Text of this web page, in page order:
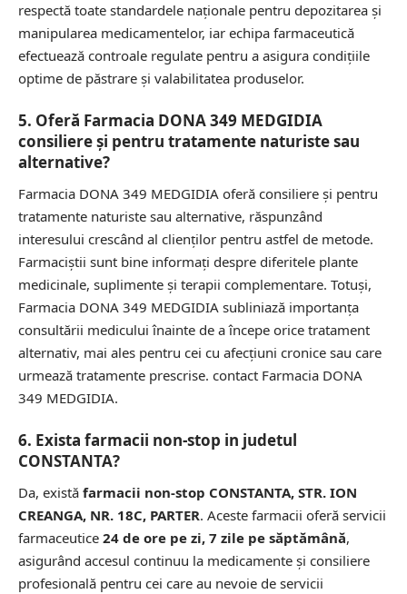
respectă toate standardele naționale pentru depozitarea și
manipularea medicamentelor, iar echipa farmaceutică
efectuează controale regulate pentru a asigura condițiile
optime de păstrare și valabilitatea produselor.
5. Oferă Farmacia DONA 349 MEDGIDIA
consiliere și pentru tratamente naturiste sau
alternative?
Farmacia DONA 349 MEDGIDIA oferă consiliere și pentru
tratamente naturiste sau alternative, răspunzând
interesului crescând al clienților pentru astfel de metode.
Farmaciștii sunt bine informați despre diferitele plante
medicinale, suplimente și terapii complementare. Totuși,
Farmacia DONA 349 MEDGIDIA subliniază importanța
consultării medicului înainte de a începe orice tratament
alternativ, mai ales pentru cei cu afecțiuni cronice sau care
urmează tratamente prescrise. contact Farmacia DONA
349 MEDGIDIA.
6. Exista farmacii non-stop in judetul
CONSTANTA?
Da, există farmacii non-stop CONSTANTA, STR. ION
CREANGA, NR. 18C, PARTER. Aceste farmacii oferă servicii
farmaceutice 24 de ore pe zi, 7 zile pe săptămână,
asigurând accesul continuu la medicamente și consiliere
profesională pentru cei care au nevoie de servicii